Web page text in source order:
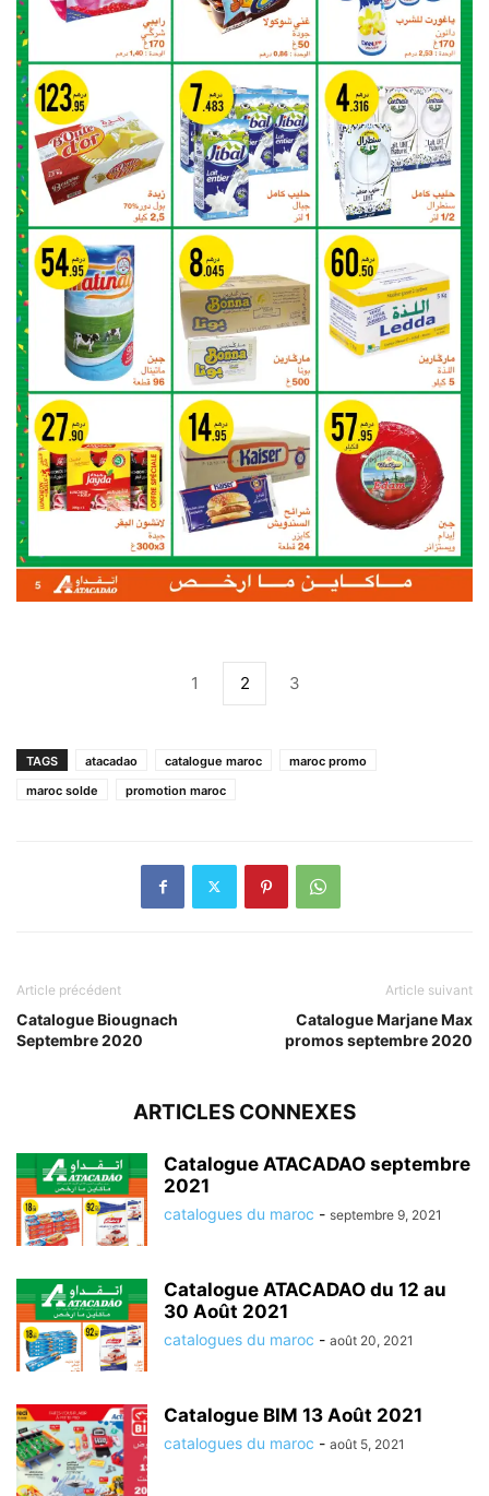
1 2 3
TAGS atacadao catalogue maroc
maroc promo
maroc solde
promotion maroc
Article précédent
Catalogue Biougnach
Septembre 2020
Article suivant
Catalogue Marjane Max
promos septembre 2020
ARTICLES CONNEXES
Catalogue ATACADAO septembre
2021
catalogues du maroc - septembre 9, 2021
Catalogue ATACADAO du 12 au
30 Août 2021
catalogues du maroc - août 20, 2021
Catalogue BIM 13 Août 2021
catalogues du maroc - août 5, 2021